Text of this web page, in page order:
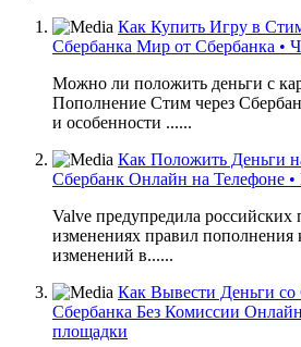
Как Купить Игру в
Сбербанка Мир от Сбербанка •
Можно ли положить деньги с
Пополнение Стим через
и особенности ......
Как Положить Деньги
Сбербанк Онлайн на Телефоне
Valve предупредила российских
изменениях правил пополнения
изменений в......
Как Вывести Деньги
Сбербанка Без Комиссии
площадки